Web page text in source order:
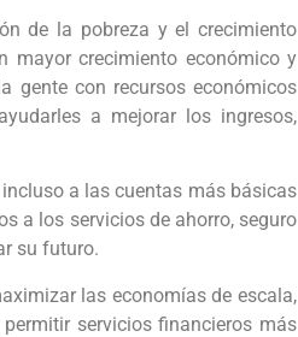
de la pobreza y el crecimiento
mayor crecimiento económico y
gente con recursos económicos
a mejorar los ingresos,
a las cuentas más básicas
a los servicios de ahorro, seguro
su futuro.
las economías de escala,
servicios financieros más